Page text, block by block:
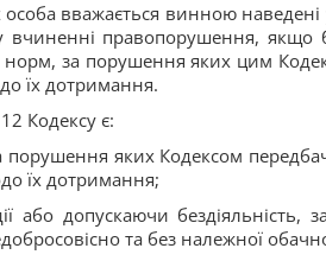
вважається винною наведені
вчиненні правопорушення, якщо
за порушення яких цим
їх дотримання.
Кодексу є:
яких Кодексом
їх дотримання;
допускаючи бездіяльність,
та без належної